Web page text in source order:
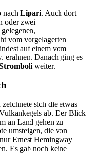
nach Lipari. Auch dort –
oder zwei
vom vorgelagerten
auf einem vom
erahnen. Danach ging es
Stromboli weiter.
sich die etwas
ab. Der Blick
an Land gehen zu
umsteigen, die von
Ernest Hemingway
Es gab noch keine